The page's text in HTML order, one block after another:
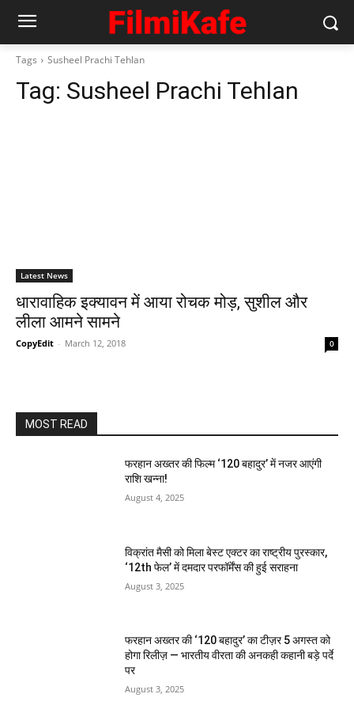
Tags Susheel Prachi Tehlan
Tag: Susheel Prachi Tehlan
Latest News
धारावाहिक इक्यावन में आया रोचक मोड़, सुशील और
लीला आमने सामने
CopyEdit - March 12, 2018 0
MOST READ
फरहान अख्तर की फिल्म ‘120 बहादुर’ में नजर आएंगी
राशि खन्ना!
August 4, 2025
विक्रांत मैसी को मिला बेस्ट एक्टर का राष्ट्रीय पुरस्कार,
‘12th फेल’ में दमदार परफॉर्मेंस की हुई सराहना
August 3, 2025
फरहान अख्तर की ‘120 बहादुर’ का टीज़र 5 अगस्त को
होगा रिलीज़ — भारतीय वीरता की अनकही कहानी बड़े पर्दे
पर
August 3, 2025